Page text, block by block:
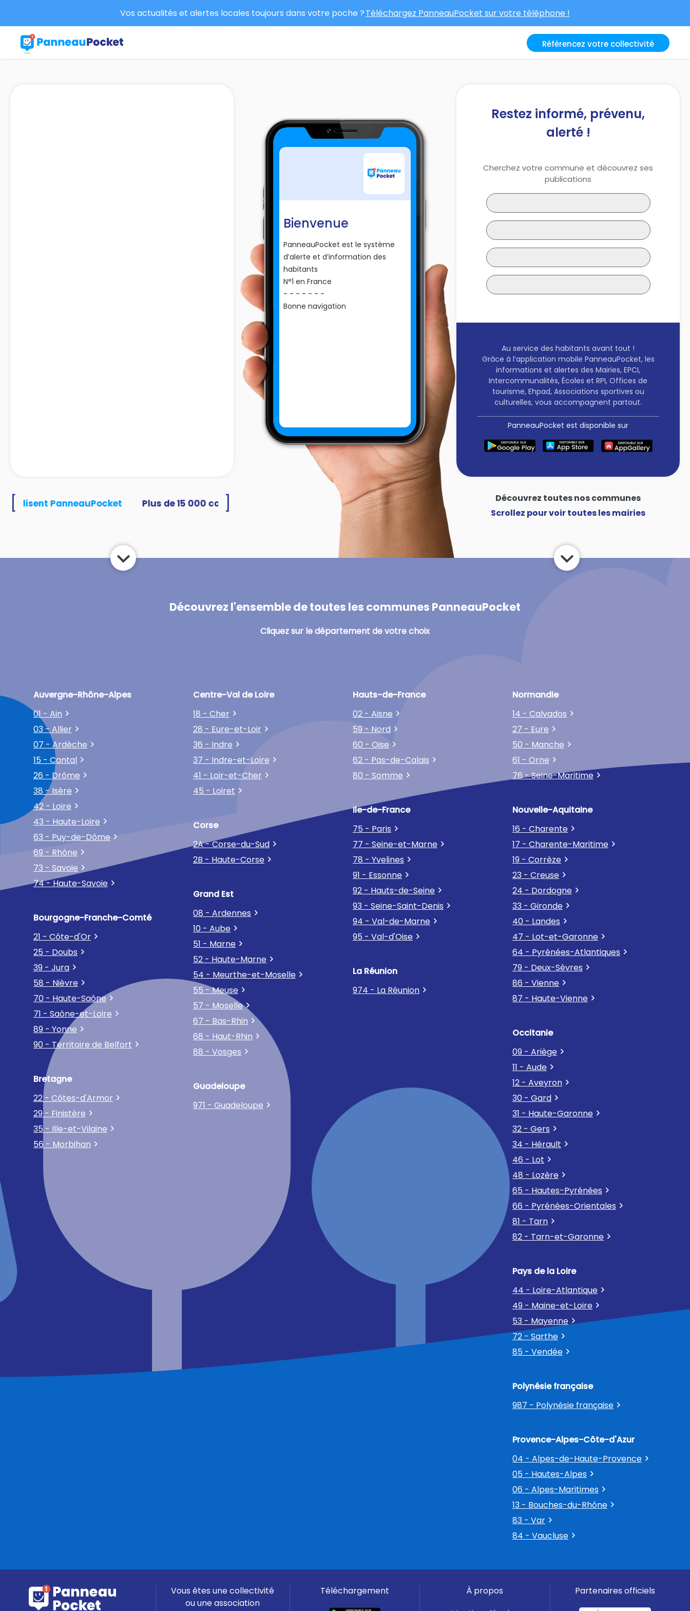
Vos actualités et alertes locales toujours dans votre poche ?Téléchargez PanneauPocket sur votre téléphone !
Référencez votre collectivité
Restez informé, prévenu,
alerté !
Cherchez votre commune et découvrez ses
publications
Au service des habitants avant tout !
Grâce à l’application mobile PanneauPocket, les
informations et alertes des Mairies, EPCI,
Intercommunalités, Écoles et RPI, Offices de
tourisme, Ehpad, Associations sportives ou
culturelles, vous accompagnent partout.
PanneauPocket est disponible sur
PanneauPocket
Découvrez toutes nos communes
Scrollez pour voir toutes les mairies
Découvrez l'ensemble de toutes les communes PanneauPocket
Cliquez sur le département de votre choix
Auvergne-Rhône-Alpes
01 - Ain
03 - Allier
07 - Ardèche
15 - Cantal
26 - Drôme
38 - Isère
42 - Loire
43 - Haute-Loire
63 - Puy-de-Dôme
69 - Rhône
73 - Savoie
74 - Haute-Savoie
Bourgogne-Franche-Comté
21 - Côte-d'Or
25 - Doubs
39 - Jura
58 - Nièvre
70 - Haute-Saône
71 - Saône-et-Loire
89 - Yonne
90 - Territoire de Belfort
Bretagne
22 - Côtes-d'Armor
29 - Finistère
35 - Ille-et-Vilaine
56 - Morbihan
Centre-Val de Loire
18 - Cher
28 - Eure-et-Loir
36 - Indre
37 - Indre-et-Loire
41 - Loir-et-Cher
45 - Loiret
Corse
2A - Corse-du-Sud
2B - Haute-Corse
Grand Est
08 - Ardennes
10 - Aube
51 - Marne
52 - Haute-Marne
54 - Meurthe-et-Moselle
55 - Meuse
57 - Moselle
67 - Bas-Rhin
68 - Haut-Rhin
88 - Vosges
Guadeloupe
971 - Guadeloupe
Hauts-de-France
02 - Aisne
59 - Nord
60 - Oise
62 - Pas-de-Calais
80 - Somme
Ile-de-France
75 - Paris
77 - Seine-et-Marne
78 - Yvelines
91 - Essonne
92 - Hauts-de-Seine
93 - Seine-Saint-Denis
94 - Val-de-Marne
95 - Val-d'Oise
La Réunion
974 - La Réunion
Normandie
14 - Calvados
27 - Eure
50 - Manche
61 - Orne
76 - Seine-Maritime
Nouvelle-Aquitaine
16 - Charente
17 - Charente-Maritime
19 - Corrèze
23 - Creuse
24 - Dordogne
33 - Gironde
40 - Landes
47 - Lot-et-Garonne
64 - Pyrénées-Atlantiques
79 - Deux-Sèvres
86 - Vienne
87 - Haute-Vienne
Occitanie
09 - Ariège
11 - Aude
12 - Aveyron
30 - Gard
31 - Haute-Garonne
32 - Gers
34 - Hérault
46 - Lot
48 - Lozère
65 - Hautes-Pyrénées
66 - Pyrénées-Orientales
81 - Tarn
82 - Tarn-et-Garonne
Pays de la Loire
44 - Loire-Atlantique
49 - Maine-et-Loire
53 - Mayenne
72 - Sarthe
85 - Vendée
Polynésie française
987 - Polynésie française
Provence-Alpes-Côte-d'Azur
04 - Alpes-de-Haute-Provence
05 - Hautes-Alpes
06 - Alpes-Maritimes
13 - Bouches-du-Rhône
83 - Var
84 - Vaucluse
Vous êtes une collectivité
ou une association
Téléchargement
À propos
Partenaires officiels